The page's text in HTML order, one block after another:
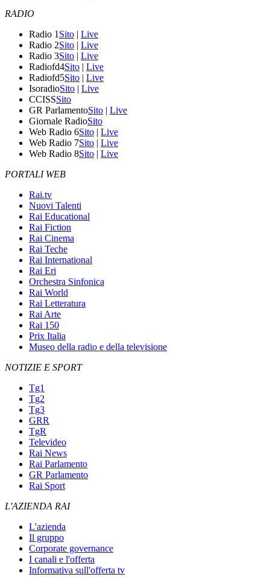
RADIO
Radio 1 Sito | Live
Radio 2Sito | Live
Radio 3Sito | Live
Radiofd4Sito | Live
Radiofd5Sito | Live
IsoradioSito | Live
CCISSSito
GR ParlamentoSito | Live
Giornale RadioSito
Web Radio 6Sito | Live
Web Radio 7Sito | Live
Web Radio 8Sito | Live
PORTALI WEB
Rai.tv
Nuovi Talenti
Rai Educational
Rai Fiction
Rai Cinema
Rai Teche
Rai International
Rai Eri
Orchestra Sinfonica
Rai World
Rai Letteratura
Rai Arte
Rai 150
Prix Italia
Museo della radio e della televisione
NOTIZIE E SPORT
Tg1
Tg2
Tg3
GRR
TgR
Televideo
Rai News
Rai Parlamento
GR Parlamento
Rai Sport
L'AZIENDA RAI
L'azienda
Il gruppo
Corporate governance
I canali e l'offerta
Informativa sull'offerta tv